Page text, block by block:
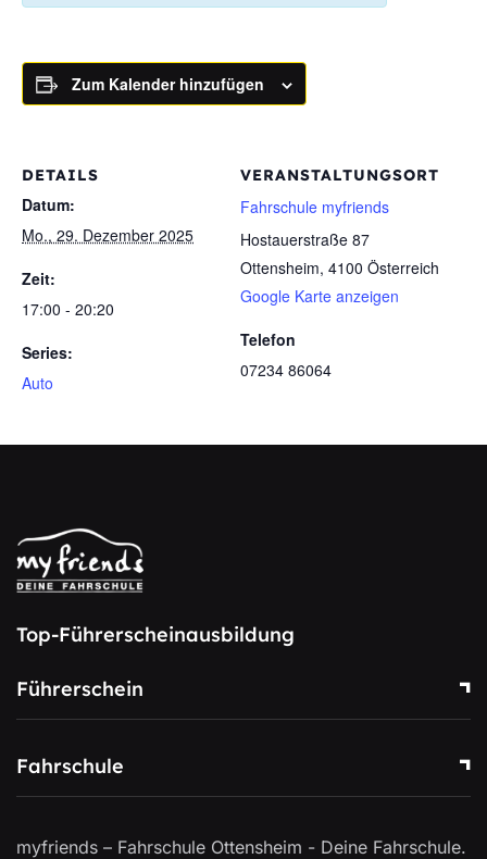
Zum Kalender hinzufügen
DETAILS
Datum:
Mo., 29. Dezember 2025
Zeit:
17:00 - 20:20
Series:
Auto
VERANSTALTUNGSORT
Fahrschule myfriends
Hostauerstraße 87
Ottensheim, 4100 Österreich
Google Karte anzeigen
Telefon
07234 86064
Top-Führerscheinausbildung
Führerschein
Fahrschule
myfriends – Fahrschule Ottensheim - Deine Fahrschule.